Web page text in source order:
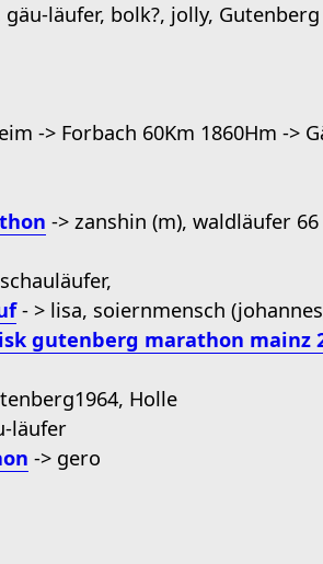
läufer, bolk?, jolly, Gutenberg
-> Forbach 60Km 1860Hm ->
-> zanshin (m), waldläufer
- > lisa, soiernmensch
gutenberg marathon mainz
Holle
läufer
-> gero